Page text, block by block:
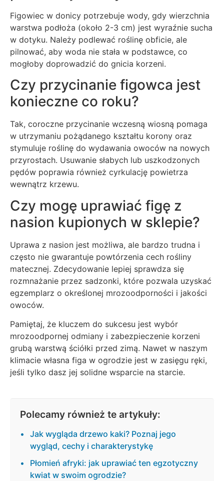
Figowiec w donicy potrzebuje wody, gdy wierzchnia
warstwa podłoża (około 2-3 cm) jest wyraźnie sucha
w dotyku. Należy podlewać roślinę obficie, ale
pilnować, aby woda nie stała w podstawce, co
mogłoby doprowadzić do gnicia korzeni.
Czy przycinanie figowca jest
konieczne co roku?
Tak, coroczne przycinanie wczesną wiosną pomaga
w utrzymaniu pożądanego kształtu korony oraz
stymuluje roślinę do wydawania owoców na nowych
przyrostach. Usuwanie słabych lub uszkodzonych
pędów poprawia również cyrkulację powietrza
wewnątrz krzewu.
Czy mogę uprawiać figę z
nasion kupionych w sklepie?
Uprawa z nasion jest możliwa, ale bardzo trudna i
często nie gwarantuje powtórzenia cech rośliny
matecznej. Zdecydowanie lepiej sprawdza się
rozmnażanie przez sadzonki, które pozwala uzyskać
egzemplarz o określonej mrozoodporności i jakości
owoców.
Pamiętaj, że kluczem do sukcesu jest wybór
mrozoodpornej odmiany i zabezpieczenie korzeni
grubą warstwą ściółki przed zimą. Nawet w naszym
klimacie własna figa w ogrodzie jest w zasięgu ręki,
jeśli tylko dasz jej solidne wsparcie na starcie.
Polecamy również te artykuły:
Jak wygląda drzewo kaki? Poznaj jego
wygląd, cechy i charakterystykę
Płomień afryki: jak uprawiać ten egzotyczny
kwiat w swoim ogrodzie?